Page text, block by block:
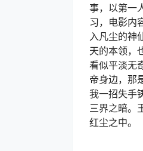
事，以第一
习，电影内
入凡尘的神
天的本领，
看似平淡无
帝身边，那
我一招失手
三界之暗。
红尘之中。